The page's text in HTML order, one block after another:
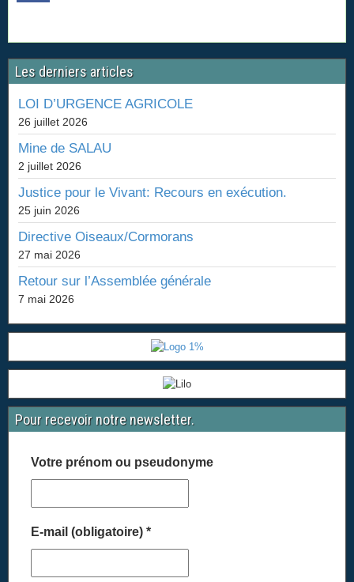
Les derniers articles
LOI D’URGENCE AGRICOLE
26 juillet 2026
Mine de SALAU
2 juillet 2026
Justice pour le Vivant: Recours en exécution.
25 juin 2026
Directive Oiseaux/Cormorans
27 mai 2026
Retour sur l’Assemblée générale
7 mai 2026
Pour recevoir notre newsletter.
Votre prénom ou pseudonyme
E-mail (obligatoire) *